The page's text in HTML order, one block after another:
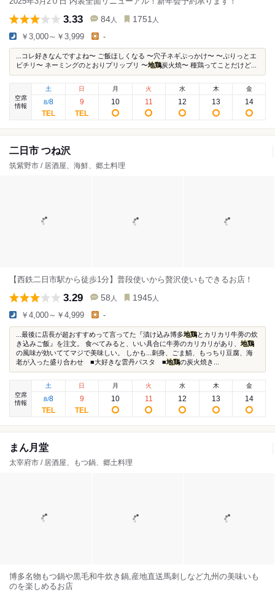
3.33 84 人 1751 人
￥3,000～￥3,999 -
...コレ好きなんですよね〜 ご飯ほしくなる 〜穴子ネギぶっかけ〜 〜ぷりっとエ
ビチリ〜 ネーミングのとおりプリップリ 〜地鶏炭火焼〜 種鶏ってことだけど...
空席
情報
土
8/8
日
9
月
10
火
11
水
12
木
13
金
14
二日市 つね沢
筑紫野市 / 居酒屋、海鮮、郷土料理
【西鉄二日市駅から徒歩1分】普段使いから贅沢使いもできるお店！
3.29 58 人 1945 人
￥4,000～￥4,999 -
...最後に店長が超おすすめって言ってた『漬け込み博多地鶏とカリカリ牛蒡の炊
き込みご飯』を注文。 食べてみると、いい具合に牛蒡のカリカリがあり、 地鶏
の風味が効いててマジで美味しい。 しかも...刺身、ごま鯖、もっちり豆腐、海
老が入った盛り合わせ ■大好きな雲丹パスタ ■地鶏の炭火焼き...
空席
情報
土
8/8
日
9
月
10
火
11
水
12
木
13
金
14
まん月堂
太宰府市 / 居酒屋、もつ鍋、郷土料理
博多名物もつ鍋や黒毛和牛炊き鍋,産地直送馬刺しなど九州の美味いも
のを楽しめるお店